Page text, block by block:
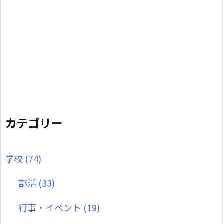
カテゴリー
学校 (74)
部活 (33)
行事・イベント (19)